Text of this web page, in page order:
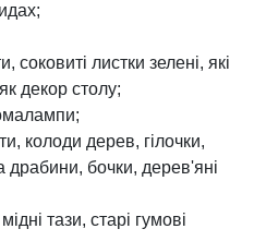
соковиті листки зелені, які
декор столу;
колоди дерев, гілочки,
драбини, бочки, дерев'яні
тази, старі гумові